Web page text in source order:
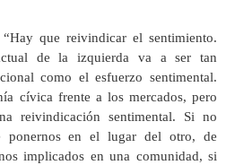
que reivindicar el sentimiento.
de la izquierda va a ser tan
como el esfuerzo sentimental.
cívica frente a los mercados, pero
reivindicación sentimental. Si no
ponernos en el lugar del otro, de
implicados en una comunidad, si